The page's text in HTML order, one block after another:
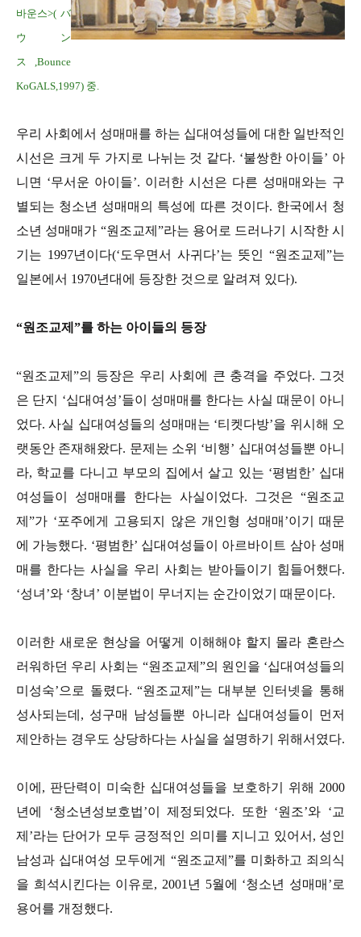
바운스>(バ
ウン
ス,Bounce
KoGALS,1997) 중.
우리 사회에서 성매매를 하는 십대여성들에 대한 일반적인
시선은 크게 두 가지로 나뉘는 것 같다. ‘불쌍한 아이들’ 아
니면 ‘무서운 아이들’. 이러한 시선은 다른 성매매와는 구
별되는 청소년 성매매의 특성에 따른 것이다. 한국에서 청
소년 성매매가 “원조교제”라는 용어로 드러나기 시작한 시
기는 1997년이다(‘도우면서 사귀다’는 뜻인 “원조교제”는
일본에서 1970년대에 등장한 것으로 알려져 있다).
“원조교제”를 하는 아이들의 등장
“원조교제”의 등장은 우리 사회에 큰 충격을 주었다. 그것
은 단지 ‘십대여성’들이 성매매를 한다는 사실 때문이 아니
었다. 사실 십대여성들의 성매매는 ‘티켓다방’을 위시해 오
랫동안 존재해왔다. 문제는 소위 ‘비행’ 십대여성들뿐 아니
라, 학교를 다니고 부모의 집에서 살고 있는 ‘평범한’ 십대
여성들이 성매매를 한다는 사실이었다. 그것은 “원조교
제”가 ‘포주에게 고용되지 않은 개인형 성매매’이기 때문
에 가능했다. ‘평범한’ 십대여성들이 아르바이트 삼아 성매
매를 한다는 사실을 우리 사회는 받아들이기 힘들어했다.
‘성녀’와 ‘창녀’ 이분법이 무너지는 순간이었기 때문이다.
이러한 새로운 현상을 어떻게 이해해야 할지 몰라 혼란스
러워하던 우리 사회는 “원조교제”의 원인을 ‘십대여성들의
미성숙’으로 돌렸다. “원조교제”는 대부분 인터넷을 통해
성사되는데, 성구매 남성들뿐 아니라 십대여성들이 먼저
제안하는 경우도 상당하다는 사실을 설명하기 위해서였다.
이에, 판단력이 미숙한 십대여성들을 보호하기 위해 2000
년에 ‘청소년성보호법’이 제정되었다. 또한 ‘원조’와 ‘교
제’라는 단어가 모두 긍정적인 의미를 지니고 있어서, 성인
남성과 십대여성 모두에게 “원조교제”를 미화하고 죄의식
을 희석시킨다는 이유로, 2001년 5월에 ‘청소년 성매매’로
용어를 개정했다.